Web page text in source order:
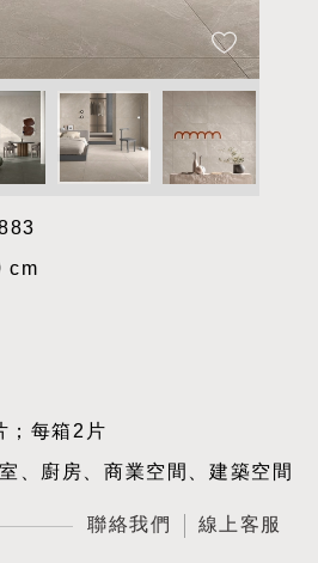
cm
；每箱2片
、廚房、商業空間、建築空間
聯絡我們 線上客服